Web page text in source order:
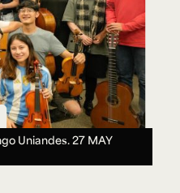
Uniandes.27 MAY